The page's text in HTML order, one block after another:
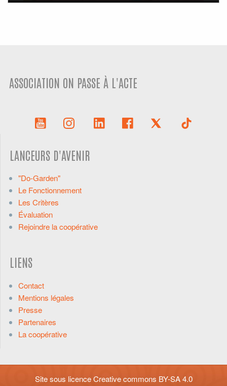
ASSOCIATION ON PASSE À L'ACTE
LANCEURS D'AVENIR
"Do-Garden"
Le Fonctionnement
Les Critères
Évaluation
Rejoindre la coopérative
LIENS
Contact
Mentions légales
Presse
Partenaires
La coopérative
Site sous licenceCreative commons BY-SA 4.0